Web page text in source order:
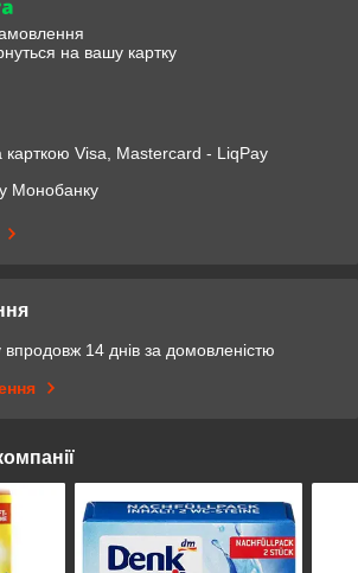
на вашу картку
Visa, Mastercard - LiqPay
Монобанку
14 днів за домовленістю